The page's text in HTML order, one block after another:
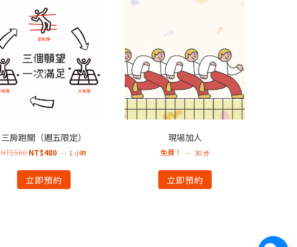
三房跑關（週五限定）
NT$580 NT$480 1 小時
立即預約
現場加人
免費！ 30 分
立即預約